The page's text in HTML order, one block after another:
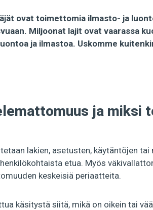
ovat toimettomia ilmasto- ja
Miljoonat lajit ovat vaarassa
ja ilmastoa. Uskomme
ja miksi
lakien, asetusten, käytäntöjen
etua. Myös
keskeisiä periaatteita.
käsitystä siitä, mikä on oikein tai